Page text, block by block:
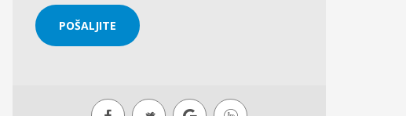
POŠALJITE